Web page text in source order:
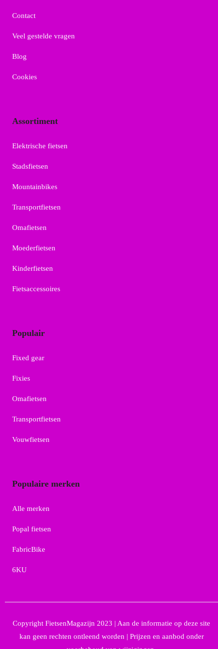
Contact
Veel gestelde vragen
Blog
Cookies
Assortiment
Elektrische fietsen
Stadsfietsen
Mountainbikes
Transportfietsen
Omafietsen
Moederfietsen
Kinderfietsen
Fietsaccessoires
Populair
Fixed gear
Fixies
Omafietsen
Transportfietsen
Vouwfietsen
Populaire merken
Alle merken
Popal fietsen
FabricBike
6KU
Copyright FietsenMagazijn 2023 | Aan de informatie op deze site
kan geen rechten ontleend worden | Prijzen en aanbod onder